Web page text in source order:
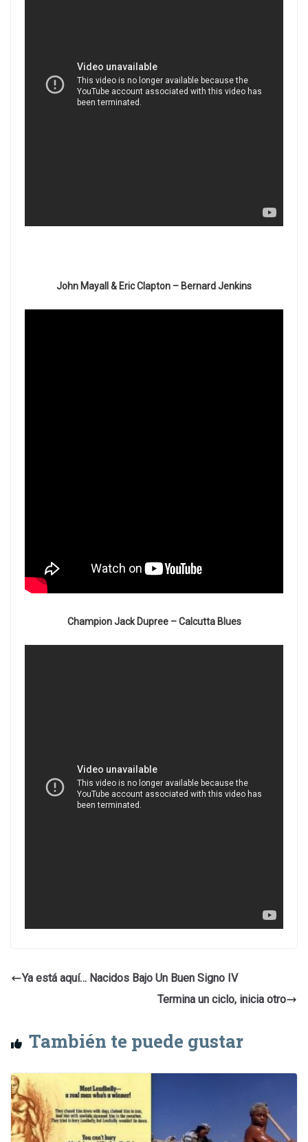
John Mayall & Eric Clapton – Bernard Jenkins
Champion Jack Dupree – Calcutta Blues
Ya está aquí… Nacidos Bajo Un Buen Signo IV
Termina un ciclo, inicia otro
También te puede gustar